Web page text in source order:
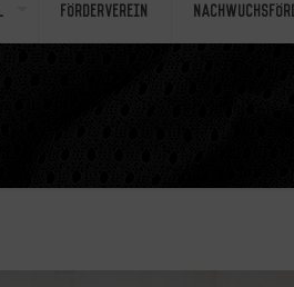
Förderverein